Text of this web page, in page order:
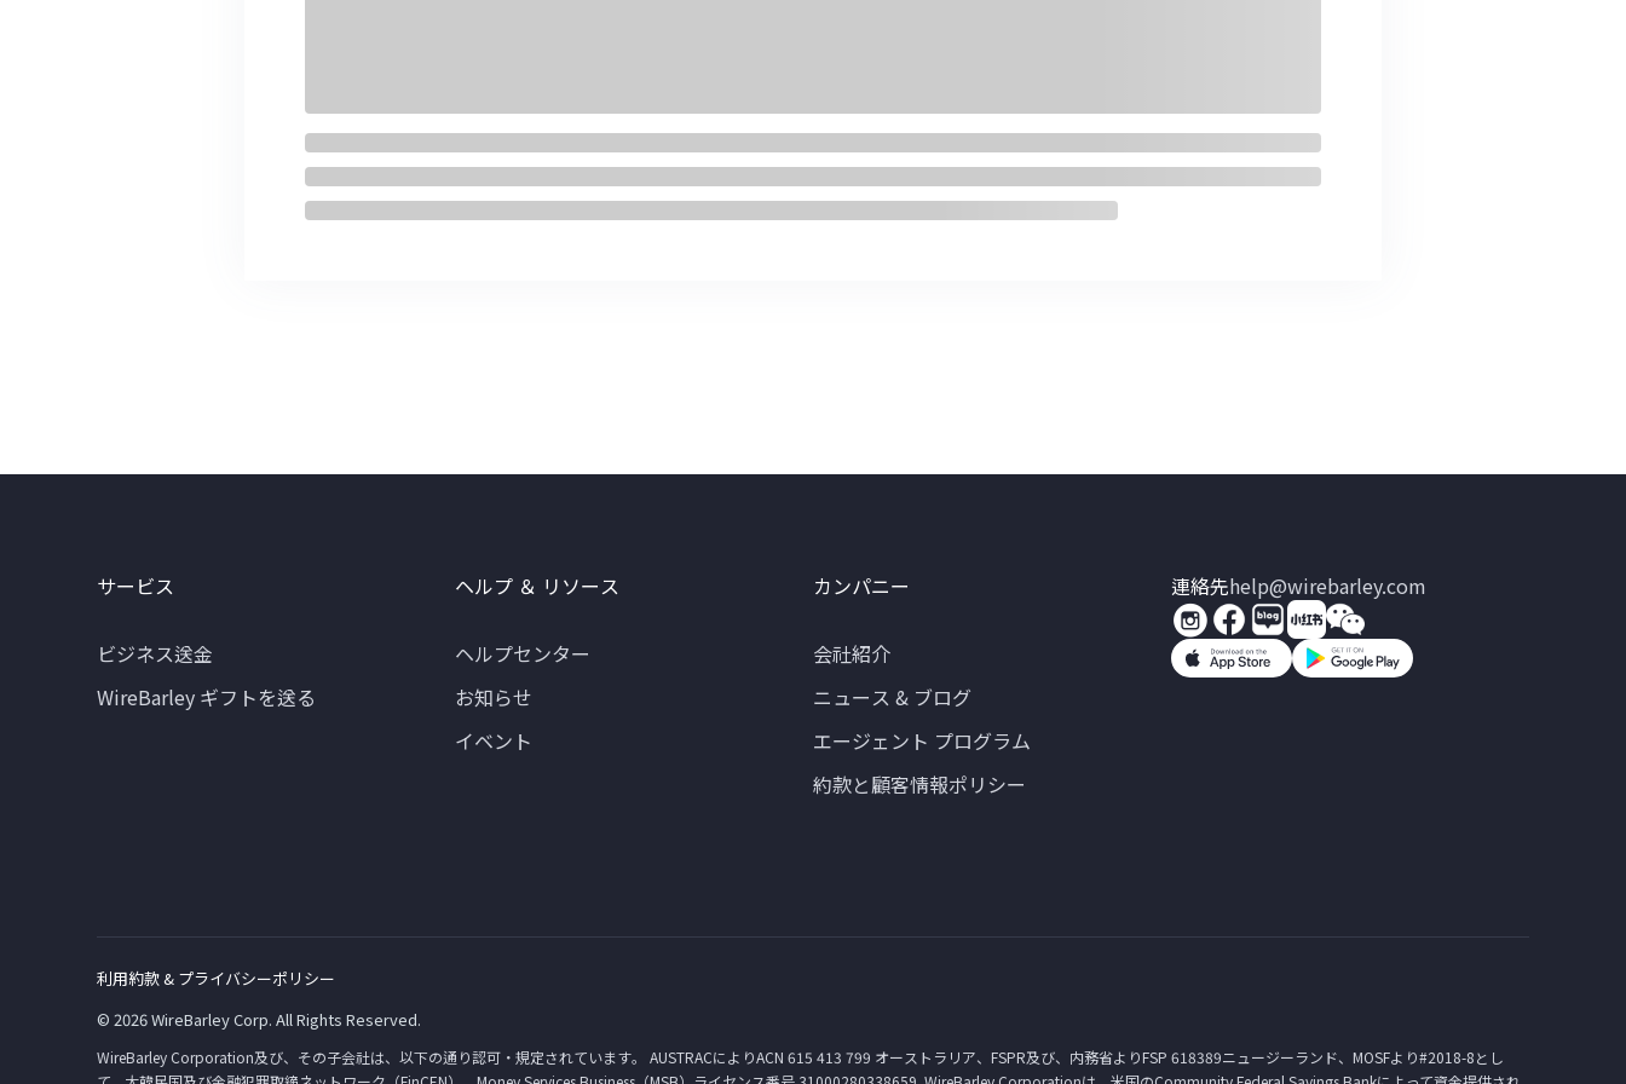
サービス
ビジネス送金
WireBarley ギフトを送る
ヘルプ ＆ リソース
ヘルプセンター
お知らせ
イベント
カンパニー
会社紹介
ニュース & ブログ
エージェント プログラム
約款と顧客情報ポリシー
連絡先help@wirebarley.com
利用約款 & プライバシーポリシー
© 2026 WireBarley Corp. All Rights Reserved.
WireBarley Corporation及び、その子会社は、以下の通り認可・規定されています。 AUSTRACによりACN 615 413 799 オーストラリア、FSPR及び、内務省よりFSP 618389ニュージーランド、MOSFより#2018-8とし